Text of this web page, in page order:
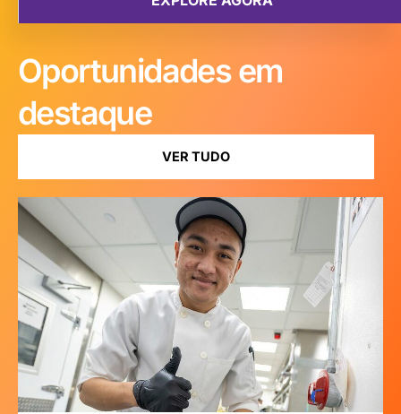
Oportunidades em
destaque
VER TUDO